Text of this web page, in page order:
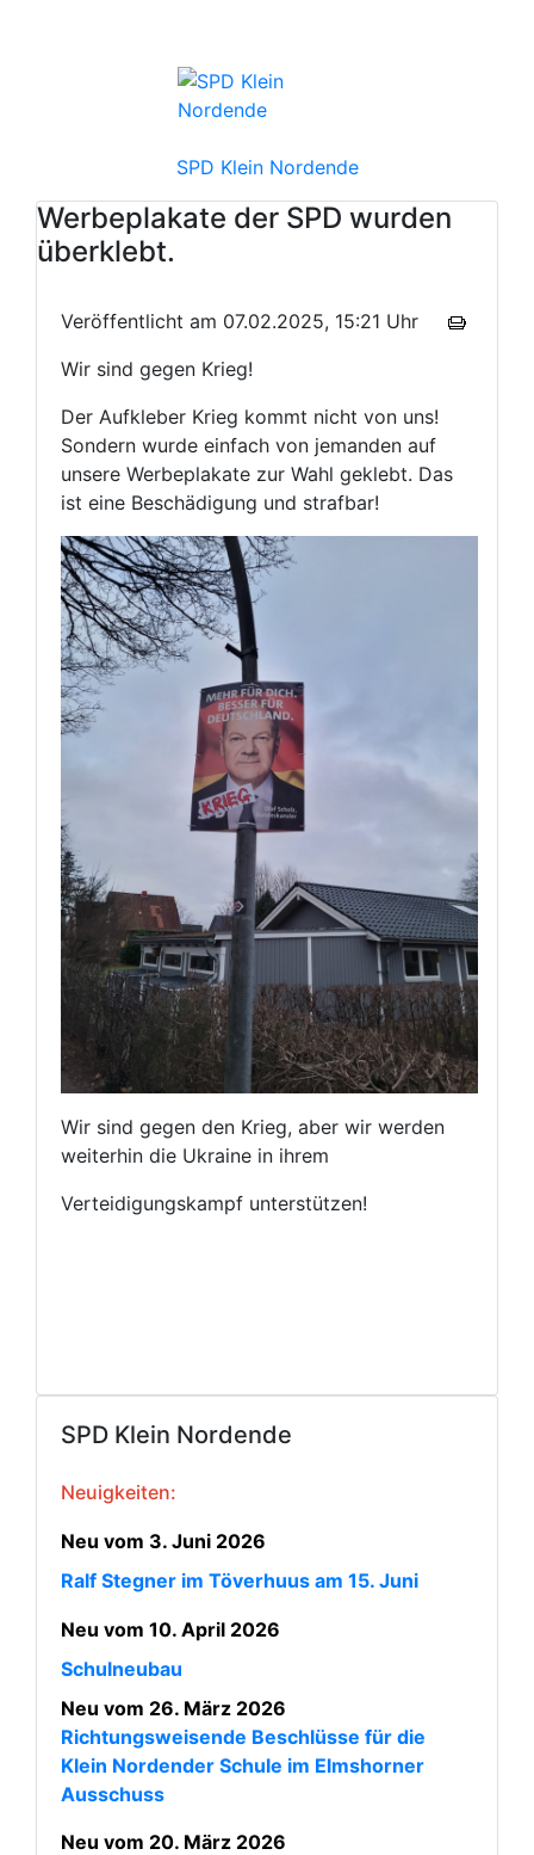
SPD Klein Nordende
SPD Klein Nordende
Neuigkeiten:
Neu vom 3. Juni 2026
Ralf Stegner im Töverhuus am 15. Juni
Neu vom 10. April 2026
Schulneubau
Neu vom 26. März 2026
Richtungsweisende Beschlüsse für die
Klein Nordender Schule im Elmshorner
Ausschuss
Neu vom 20. März 2026
Werbeplakate der SPD wurden
überklebt.
Veröffentlicht am 07.02.2025, 15:21 Uhr
Wir sind gegen Krieg!
Der Aufkleber Krieg kommt nicht von uns!
Sondern wurde einfach von jemanden auf
unsere Werbeplakate zur Wahl geklebt. Das
ist eine Beschädigung und strafbar!
Wir sind gegen den Krieg, aber wir werden
weiterhin die Ukraine in ihrem
Verteidigungskampf unterstützen!